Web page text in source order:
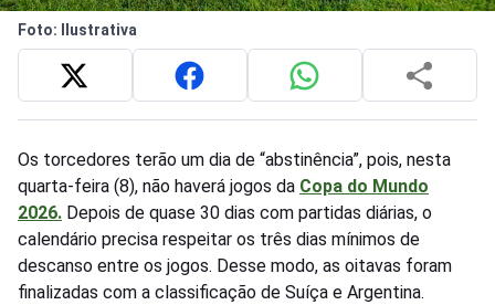
Foto: Ilustrativa
Os torcedores terão um dia de “abstinência”, pois, nesta
quarta-feira (8), não haverá jogos da Copa do Mundo
2026. Depois de quase 30 dias com partidas diárias, o
calendário precisa respeitar os três dias mínimos de
descanso entre os jogos. Desse modo, as oitavas foram
finalizadas com a classificação de Suíça e Argentina.